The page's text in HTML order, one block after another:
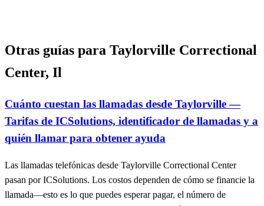
Otras guías para Taylorville Correctional
Center, Il
Cuánto cuestan las llamadas desde Taylorville —
Tarifas de ICSolutions, identificador de llamadas y a
quién llamar para obtener ayuda
Las llamadas telefónicas desde Taylorville Correctional Center
pasan por ICSolutions. Los costos dependen de cómo se financie la
llamada—esto es lo que puedes esperar pagar, el número de